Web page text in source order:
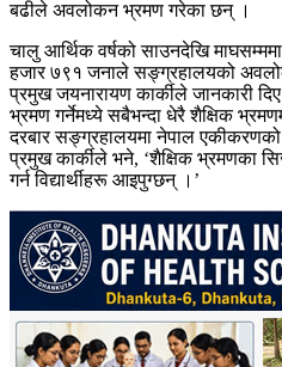
बढीले अवलोकन भ्रमण गरेका छन् ।
चालु आर्थिक वर्षको साउनदेखि
हजार ७९१ जनाले सङ्ग्रहालयको
प्रमुख जयनारायण कार्कीले जानकारी
भ्रमण गर्नेमध्ये सबैभन्दा धेरै शैक्षिक
दरबार सङ्ग्रहालयमा नेपाल एकीकरणको
प्रमुख कार्कीले भने, ‘शैक्षिक भ्रमणका
गर्न विद्यार्थीहरू आइपुग्छन् ।’